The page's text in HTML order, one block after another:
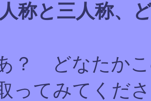
称と三人称、
？ どなたかこ
ってみてくだ